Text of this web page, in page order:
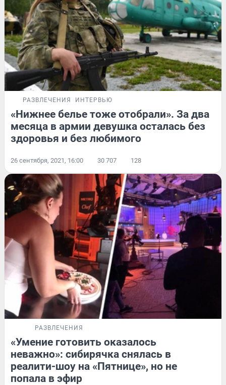
РАЗВЛЕЧЕНИЯ ИНТЕРВЬЮ
«Нижнее белье тоже отобрали». За два
месяца в армии девушка осталась без
здоровья и без любимого
26 сентября, 2021, 16:00 30 707 128
РАЗВЛЕЧЕНИЯ
«Умение готовить оказалось
неважно»: сибирячка снялась в
реалити-шоу на «Пятнице», но не
попала в эфир